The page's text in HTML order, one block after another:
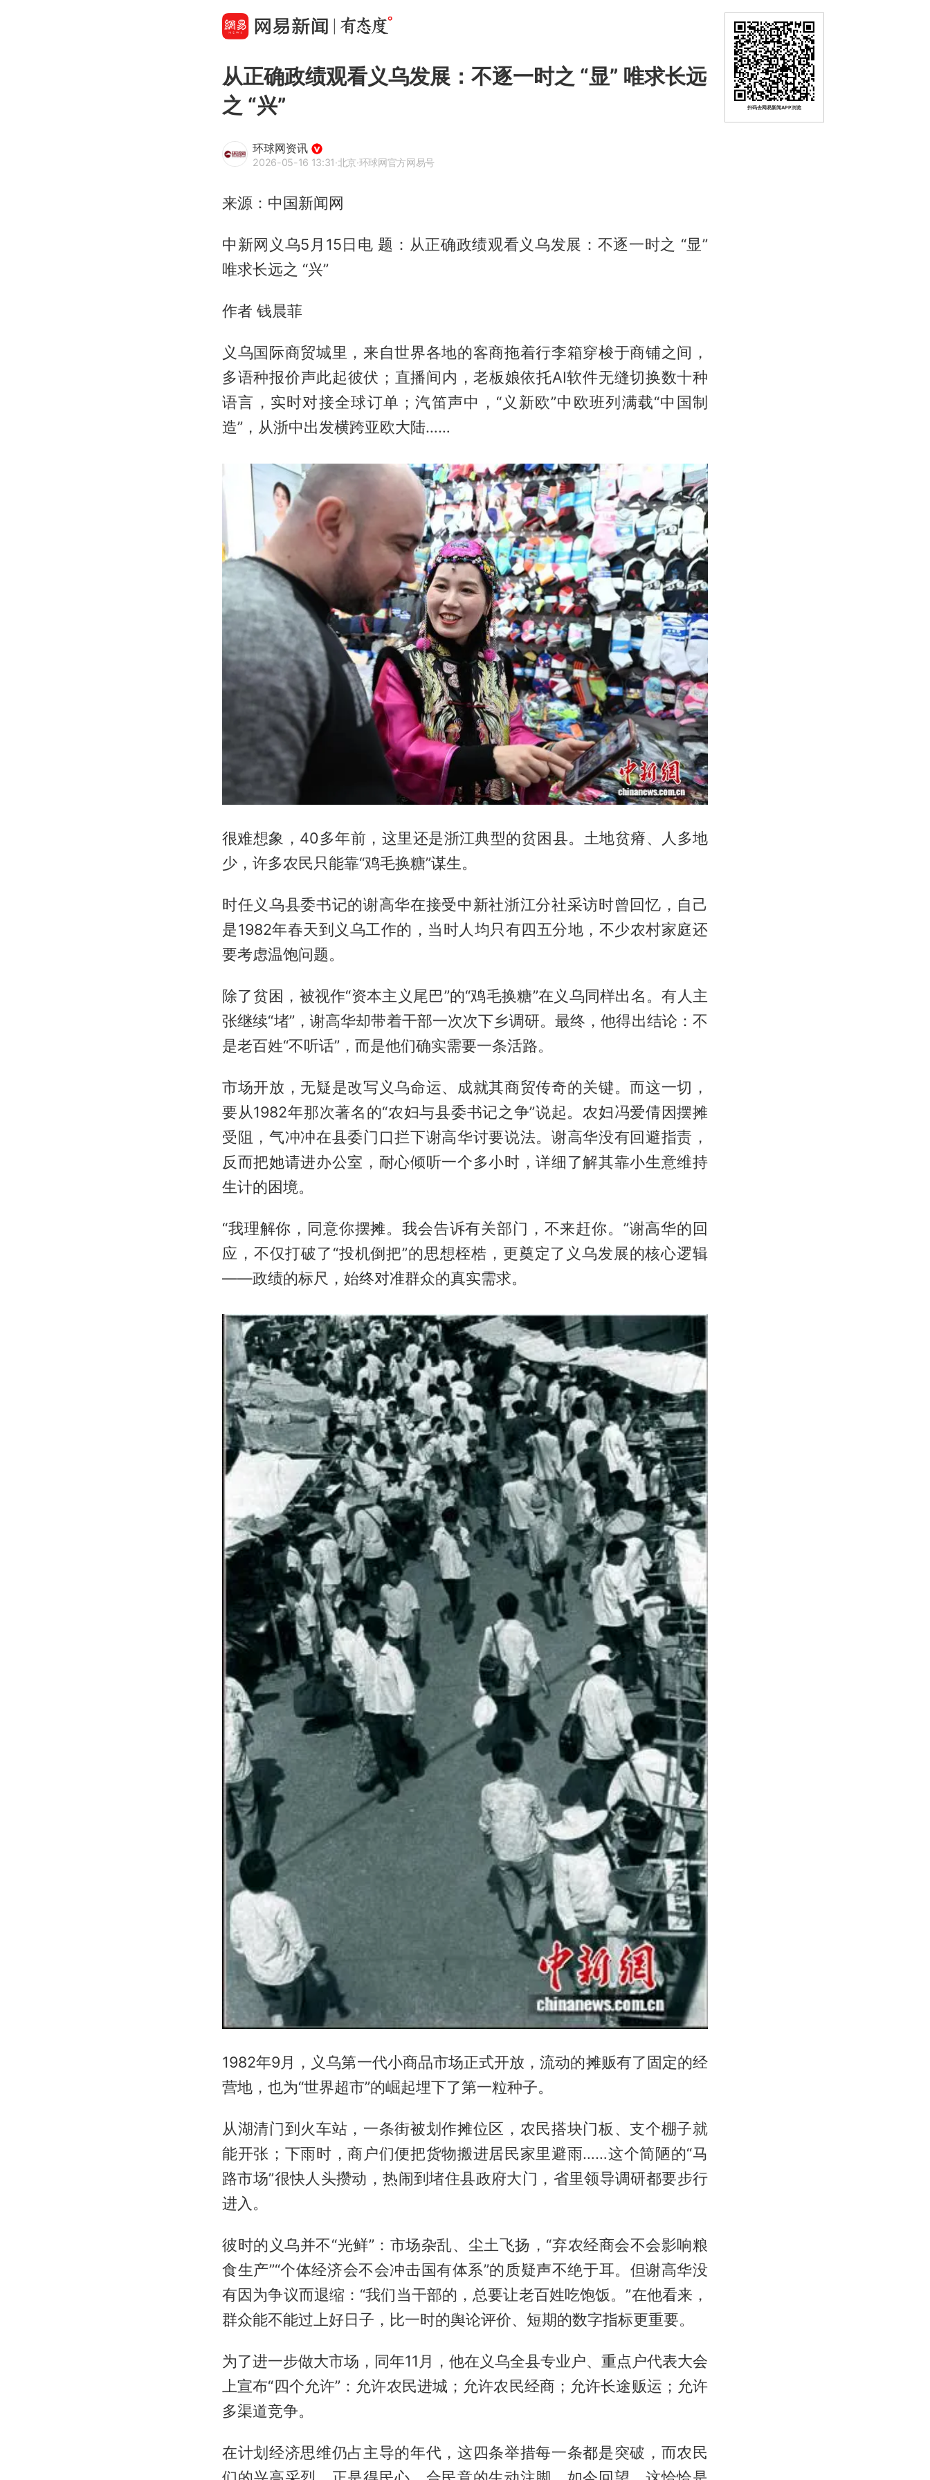
从正确政绩观看义乌发展：不逐一时之 “显” 唯求长远
之 “兴”
环球网资讯
2026-05-16 13:31·北京·环球网官方网易号
来源：中国新闻网
中新网义乌5月15日电 题：从正确政绩观看义乌发展：不逐一时之 “显”
唯求长远之 “兴”
作者 钱晨菲
义乌国际商贸城里，来自世界各地的客商拖着行李箱穿梭于商铺之间，
多语种报价声此起彼伏；直播间内，老板娘依托AI软件无缝切换数十种
语言，实时对接全球订单；汽笛声中，“义新欧”中欧班列满载“中国制
造”，从浙中出发横跨亚欧大陆……
很难想象，40多年前，这里还是浙江典型的贫困县。土地贫瘠、人多地
少，许多农民只能靠“鸡毛换糖”谋生。
时任义乌县委书记的谢高华在接受中新社浙江分社采访时曾回忆，自己
是1982年春天到义乌工作的，当时人均只有四五分地，不少农村家庭还
要考虑温饱问题。
除了贫困，被视作“资本主义尾巴”的“鸡毛换糖”在义乌同样出名。有人主
张继续“堵”，谢高华却带着干部一次次下乡调研。最终，他得出结论：不
是老百姓“不听话”，而是他们确实需要一条活路。
市场开放，无疑是改写义乌命运、成就其商贸传奇的关键。而这一切，
要从1982年那次著名的“农妇与县委书记之争”说起。农妇冯爱倩因摆摊
受阻，气冲冲在县委门口拦下谢高华讨要说法。谢高华没有回避指责，
反而把她请进办公室，耐心倾听一个多小时，详细了解其靠小生意维持
生计的困境。
“我理解你，同意你摆摊。我会告诉有关部门，不来赶你。”谢高华的回
应，不仅打破了“投机倒把”的思想桎梏，更奠定了义乌发展的核心逻辑
——政绩的标尺，始终对准群众的真实需求。
1982年9月，义乌第一代小商品市场正式开放，流动的摊贩有了固定的经
营地，也为“世界超市”的崛起埋下了第一粒种子。
从湖清门到火车站，一条街被划作摊位区，农民搭块门板、支个棚子就
能开张；下雨时，商户们便把货物搬进居民家里避雨……这个简陋的“马
路市场”很快人头攒动，热闹到堵住县政府大门，省里领导调研都要步行
进入。
彼时的义乌并不“光鲜”：市场杂乱、尘土飞扬，“弃农经商会不会影响粮
食生产”“个体经济会不会冲击国有体系”的质疑声不绝于耳。但谢高华没
有因为争议而退缩：“我们当干部的，总要让老百姓吃饱饭。”在他看来，
群众能不能过上好日子，比一时的舆论评价、短期的数字指标更重要。
为了进一步做大市场，同年11月，他在义乌全县专业户、重点户代表大会
上宣布“四个允许”：允许农民进城；允许农民经商；允许长途贩运；允许
多渠道竞争。
在计划经济思维仍占主导的年代，这四条举措每一条都是突破，而农民
扫码去网易新闻APP浏览